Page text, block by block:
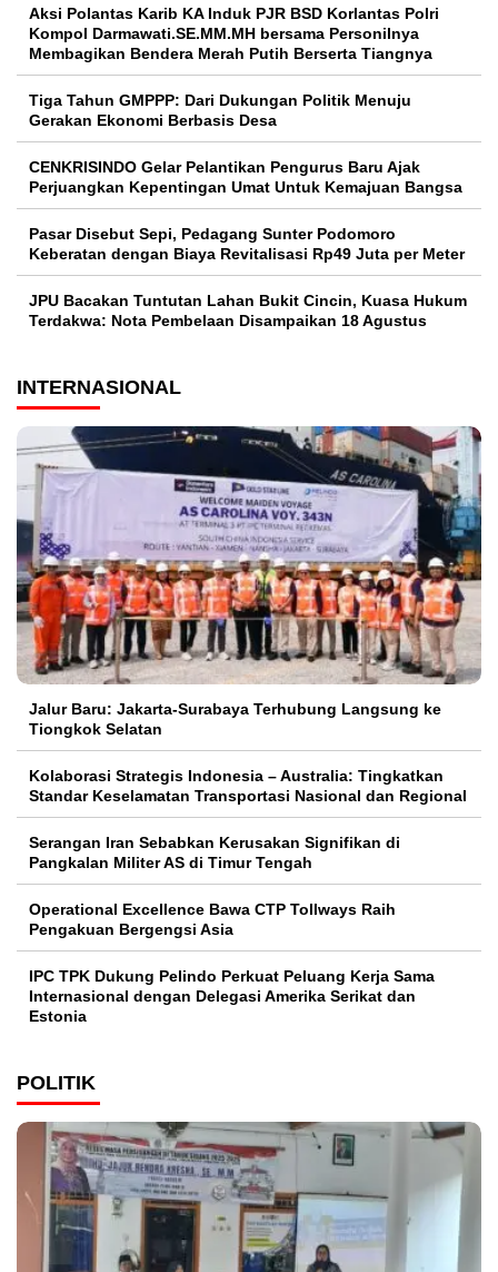
Aksi Polantas Karib KA Induk PJR BSD Korlantas Polri
Kompol Darmawati.SE.MM.MH bersama Personilnya
Membagikan Bendera Merah Putih Berserta Tiangnya
Tiga Tahun GMPPP: Dari Dukungan Politik Menuju
Gerakan Ekonomi Berbasis Desa
CENKRISINDO Gelar Pelantikan Pengurus Baru Ajak
Perjuangkan Kepentingan Umat Untuk Kemajuan Bangsa
Pasar Disebut Sepi, Pedagang Sunter Podomoro
Keberatan dengan Biaya Revitalisasi Rp49 Juta per Meter
JPU Bacakan Tuntutan Lahan Bukit Cincin, Kuasa Hukum
Terdakwa: Nota Pembelaan Disampaikan 18 Agustus
INTERNASIONAL
Jalur Baru: Jakarta-Surabaya Terhubung Langsung ke
Tiongkok Selatan
Kolaborasi Strategis Indonesia – Australia: Tingkatkan
Standar Keselamatan Transportasi Nasional dan Regional
Serangan Iran Sebabkan Kerusakan Signifikan di
Pangkalan Militer AS di Timur Tengah
Operational Excellence Bawa CTP Tollways Raih
Pengakuan Bergengsi Asia
IPC TPK Dukung Pelindo Perkuat Peluang Kerja Sama
Internasional dengan Delegasi Amerika Serikat dan
Estonia
POLITIK